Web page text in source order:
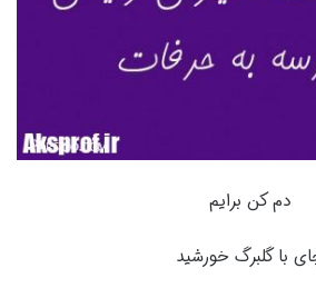
دم کن برایم
با گلبرگ خورشید